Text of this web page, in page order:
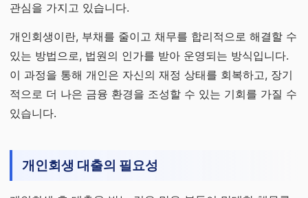
관심을 가지고 있습니다.
개인회생이란, 부채를 줄이고 채무를 합리적으로 해결할 수
있는 방법으로, 법원의 인가를 받아 운영되는 방식입니다.
이 과정을 통해 개인은 자신의 재정 상태를 회복하고, 장기
적으로 더 나은 금융 환경을 조성할 수 있는 기회를 가질 수
있습니다.
개인회생 대출의 필요성